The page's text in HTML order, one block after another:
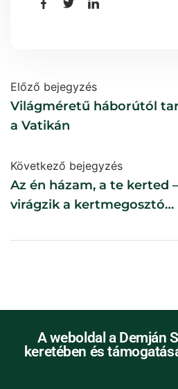
Előző bejegyzés
Világméretű háborútól
a Vatikán
Következő bejegyzés
Az én házam, a te kerted –
virágzik a kertmegosztó
A weboldal a Demján
keretében és